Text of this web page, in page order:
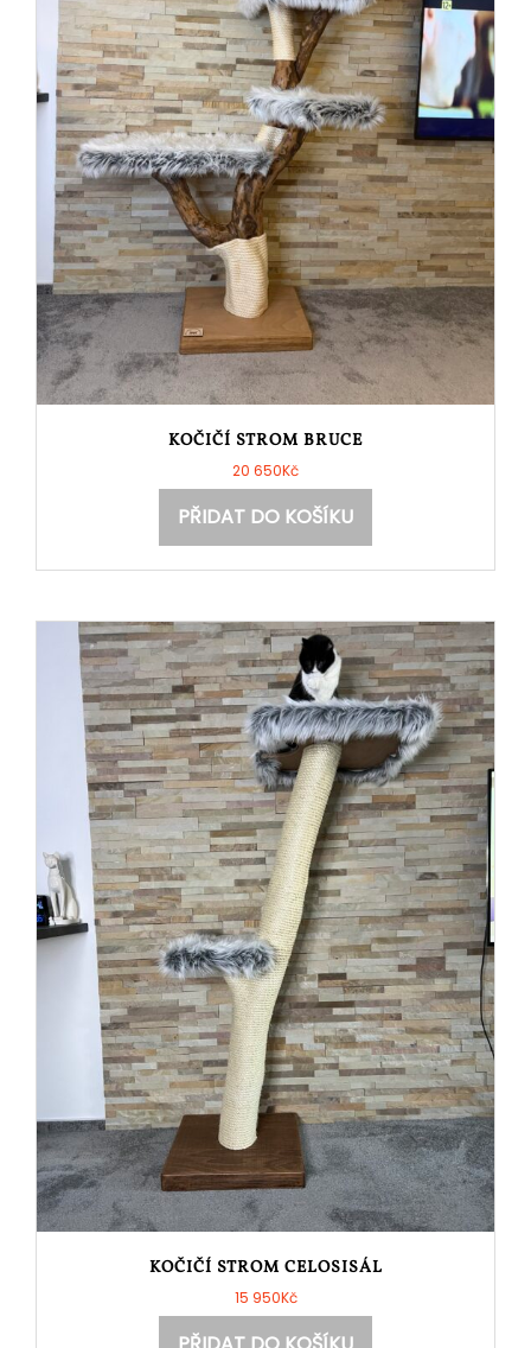
KOČIČÍ STROM BRUCE
20 650Kč
PŘIDAT DO KOŠÍKU
KOČIČÍ STROM CELOSISÁL
15 950Kč